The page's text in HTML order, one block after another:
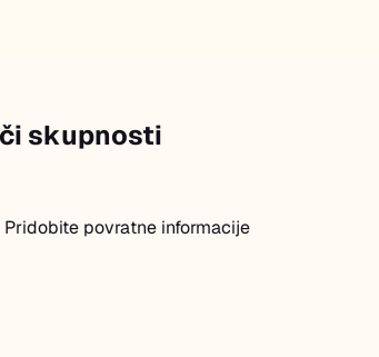
skupnosti
Pridobite povratne informacije